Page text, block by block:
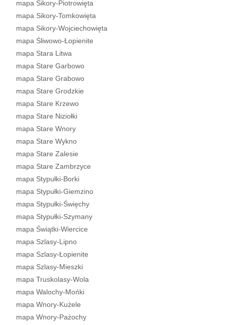
mapa Sikory-Piotrowięta
mapa Sikory-Tomkowięta
mapa Sikory-Wojciechowięta
mapa Śliwowo-Łopienite
mapa Stara Litwa
mapa Stare Garbowo
mapa Stare Grabowo
mapa Stare Grodzkie
mapa Stare Krzewo
mapa Stare Niziołki
mapa Stare Wnory
mapa Stare Wykno
mapa Stare Zalesie
mapa Stare Zambrzyce
mapa Stypułki-Borki
mapa Stypułki-Giemzino
mapa Stypułki-Święchy
mapa Stypułki-Szymany
mapa Świątki-Wiercice
mapa Szlasy-Lipno
mapa Szlasy-Łopienite
mapa Szlasy-Mieszki
mapa Truskolasy-Wola
mapa Walochy-Mońki
mapa Wnory-Kużele
mapa Wnory-Pażochy